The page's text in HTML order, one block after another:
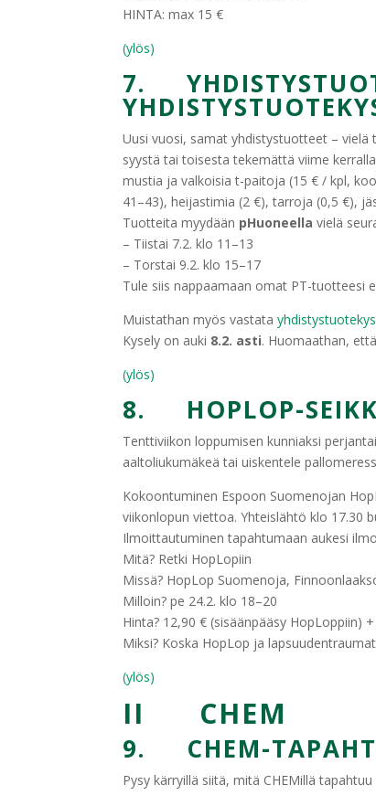
HINTA: max 15 €
(ylös)
7.
Uusi vuosi, samat yhdistystuotteet – vielä
syystä tai toisesta tekemättä viime
mustia ja valkoisia t-paitoja (15 € / kpl,
41–43), heijastimia (2 €), tarroja (0,5 €),
Tuotteita myydään pHuoneella vielä
– Tiistai 7.2. klo 11–13
– Torstai 9.2. klo 15–17
Tule siis nappaamaan omat PT-tuotteesi
Muistathan myös vastata
Kysely on auki 8.2. asti. Huomaathan,
(ylös)
8. HOPLOP-
Tenttiviikon loppumisen kunniaksi
aaltoliukumäkeä tai uiskentele
Kokoontuminen Espoon Suomenojan
viikonlopun viettoa. Yhteislähtö klo 17.30
Ilmoittautuminen tapahtumaan aukesi
Mitä? Retki HopLopiin
Missä? HopLop Suomenoja,
Milloin? pe 24.2. klo 18–20
Hinta? 12,90 € (sisäänpääsy HopLoppiin)
Miksi? Koska HopLop ja lapsuudentraumat
(ylös)
II CHEM
9. CHEM-
Pysy kärryillä siitä, mitä CHEMillä